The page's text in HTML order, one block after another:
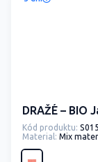
DRAŽÉ – BIO
Kód produktu:
Material: Mix